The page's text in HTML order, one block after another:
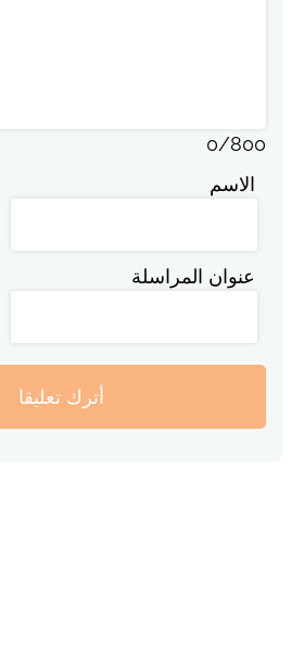
0/800
الاسم
عنوان المراسلة
أترك تعليقا